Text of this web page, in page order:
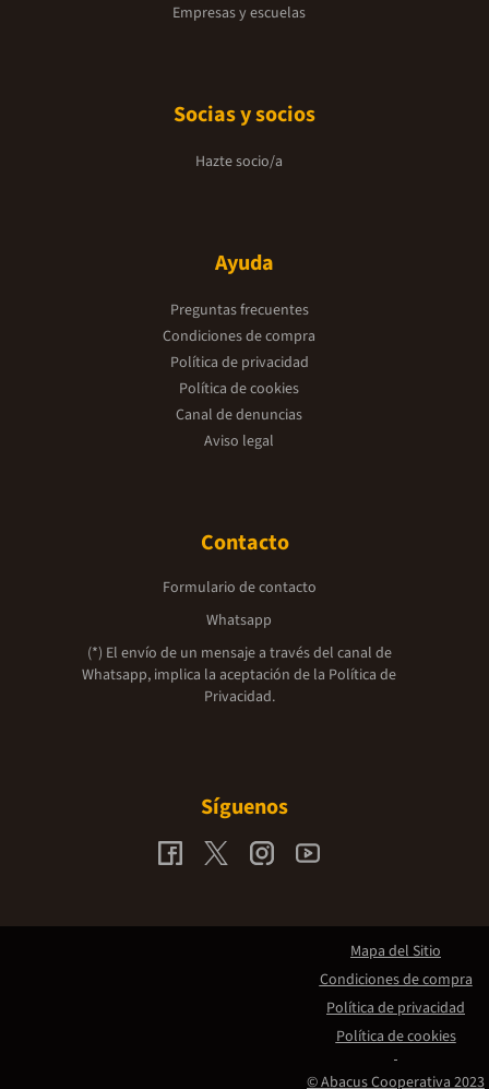
Empresas y escuelas
Socias y socios
Hazte socio/a
Ayuda
Preguntas frecuentes
Condiciones de compra
Política de privacidad
Política de cookies
Canal de denuncias
Aviso legal
Contacto
Formulario de contacto
Whatsapp
(*) El envío de un mensaje a través del canal de
Whatsapp, implica la aceptación de la Política de
Privacidad.
Síguenos
© Abacus Cooperativa 2023
Mapa del Sitio
Condiciones de compra
Política de privacidad
Política de cookies